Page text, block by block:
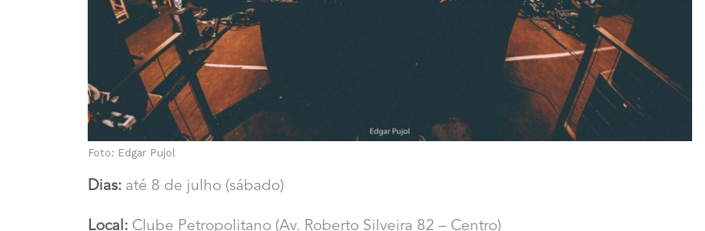
Foto: Edgar Pujol
Dias: até 8 de julho (sábado)
Local: Clube Petropolitano (Av. Roberto Silveira 82 – Centro)